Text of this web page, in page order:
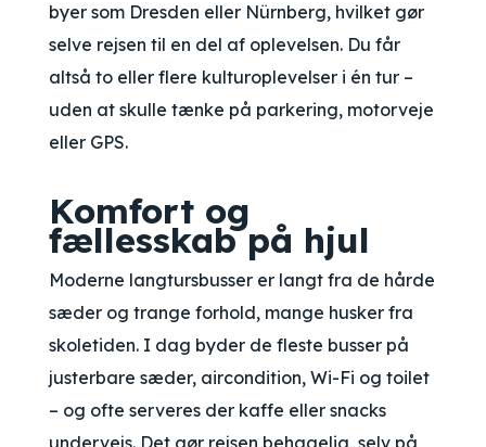
byer som Dresden eller Nürnberg, hvilket gør
selve rejsen til en del af oplevelsen. Du får
altså to eller flere kulturoplevelser i én tur –
uden at skulle tænke på parkering, motorveje
eller GPS.
Komfort og
fællesskab på hjul
Moderne langtursbusser er langt fra de hårde
sæder og trange forhold, mange husker fra
skoletiden. I dag byder de fleste busser på
justerbare sæder, aircondition, Wi-Fi og toilet
– og ofte serveres der kaffe eller snacks
undervejs. Det gør rejsen behagelig, selv på